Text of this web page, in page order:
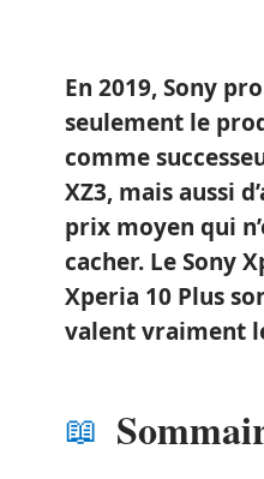
En 2019, Sony
seulement le
comme
XZ3, mais aussi
prix moyen qui
cacher. Le Sony
Xperia 10 Plus
valent vraiment